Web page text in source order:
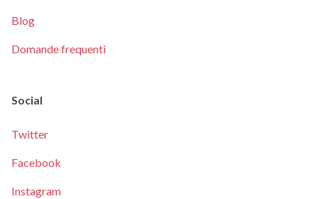
Blog
Domande frequenti
Social
Twitter
Facebook
Instagram